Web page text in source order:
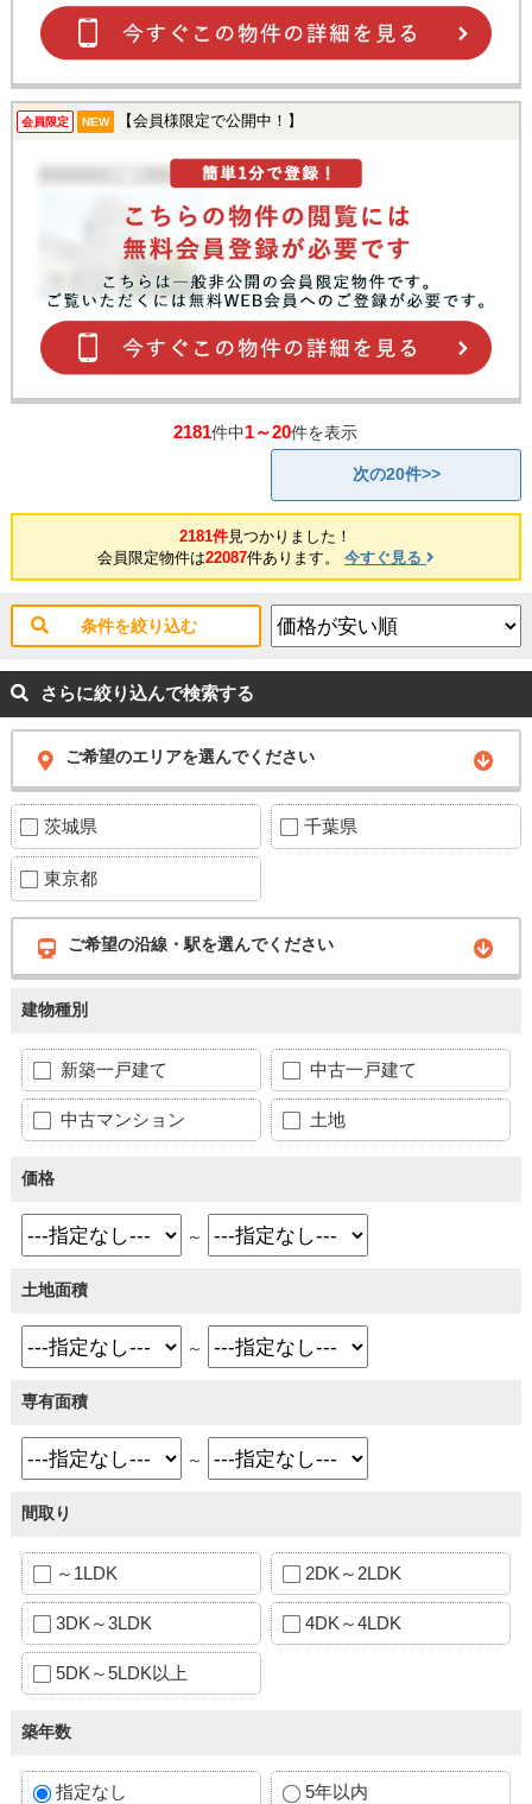
会員限定 NEW 【会員様限定で公開中！】
2181件中1～20件を表示
次の20件>>
2181件見つかりました！
会員限定物件は22087件あります。 今すぐ見る
条件を絞り込む
さらに絞り込んで検索する
ご希望のエリアを選んでください
茨城県 千葉県
東京都
ご希望の沿線・駅を選んでください
建物種別
新築一戸建て 中古一戸建て
中古マンション 土地
価格
～
土地面積
～
専有面積
～
間取り
～1LDK 2DK～2LDK
3DK～3LDK 4DK～4LDK
5DK～5LDK以上
築年数
指定なし 5年以内